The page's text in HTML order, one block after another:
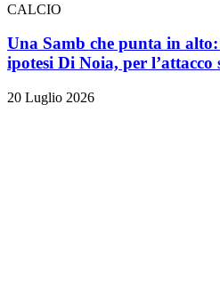
CALCIO
Una Samb che punta in
ipotesi Di Noia, per l’attacco
20 Luglio 2026